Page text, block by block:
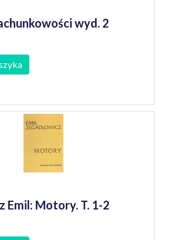
wyd. 2
Emil: Motory. T. 1-2